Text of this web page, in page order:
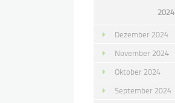
2024
Dezember 2024
November 2024
Oktober 2024
September 2024